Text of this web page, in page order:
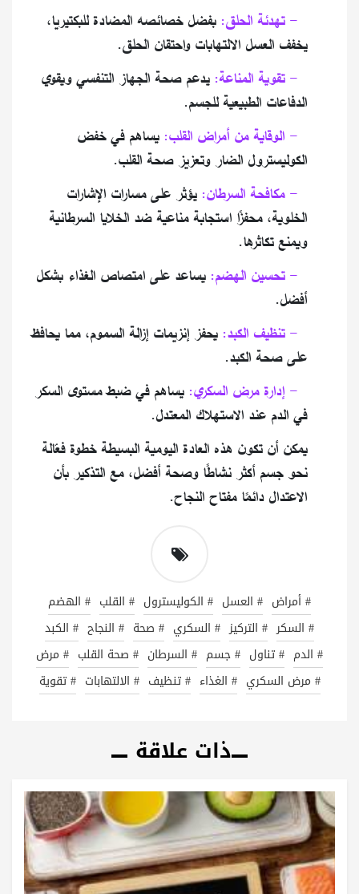
بفضل خصائصه المضادة للبكتيريا،
يخفف العسل الالتهابات واحتقان الحلق.
يدعم صحة الجهاز التنفسي ويقوي
الدفاعات الطبيعية للجسم.
يساهم في خفض
الكوليسترول الضار وتعزيز صحة القلب.
يؤثر على مسارات الإشارات
الخلوية، محفزًا استجابة مناعية ضد الخلايا السرطانية
ويمنع تكاثرها.
يساعد على امتصاص الغذاء بشكل
أفضل.
يحفز إنزيمات إزالة السموم، مما يحافظ
على صحة الكبد.
يساهم في ضبط مستوى السكر
في الدم عند الاستهلاك المعتدل.
يمكن أن تكون هذه العادة اليومية البسيطة خطوة فعّالة
نحو جسم أكثر نشاطًا وصحة أفضل، مع التذكير بأن
الاعتدال دائمًا مفتاح النجاح.
# أمراض # العسل # الكوليسترول # القلب # الهضم
# السكر # التركيز # السكري # صحة # النجاح # الكبد
# الدم # تناول # جسم # السرطان # صحة القلب # مرض
# مرض السكري # الغذاء # تنظيف # الالتهابات # تقوية
ذات علاقة